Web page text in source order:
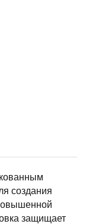
создания
защищает